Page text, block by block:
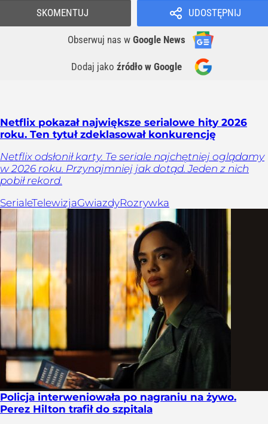
UDOSTĘPNIJ
Obserwuj nas w Google News
Dodaj jako źródło w Google
SKOMENTUJ
Netflix pokazał największe serialowe hity 2026
roku. Ten tytuł zdeklasował konkurencję
Netflix odsłonił karty. Te seriale najchętniej oglądamy
w 2026 roku. Przynajmniej jak dotąd. Jeden z nich
pobił rekord.
SerialeTelewizjaGwiazdyRozrywka
Policja interweniowała po nagraniu na żywo.
Perez Hilton trafił do szpitala